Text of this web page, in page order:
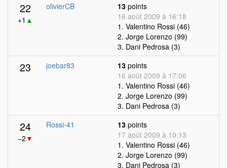
22
+1 ▲
olivierCB 13 points
16 août 2009 à 16:18
1. Valentino Rossi (46)
2. Jorge Lorenzo (99)
3. Dani Pedrosa (3)
23 joebar83 13 points
16 août 2009 à 17:06
1. Valentino Rossi (46)
2. Jorge Lorenzo (99)
3. Dani Pedrosa (3)
24
−2 ▼
Rossi-41 13 points
17 août 2009 à 10:13
1. Valentino Rossi (46)
2. Jorge Lorenzo (99)
3. Dani Pedrosa (3)